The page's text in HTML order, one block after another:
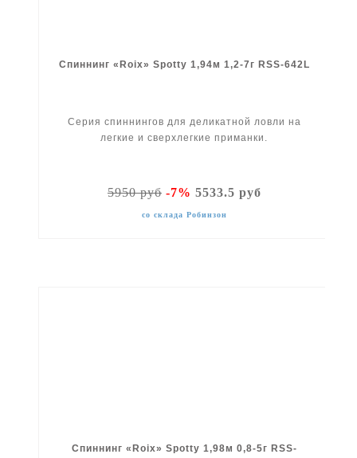
Спиннинг «Roix» Spotty 1,94м 1,2-7г RSS-642L
Серия спиннингов для деликатной ловли на
легкие и сверхлегкие приманки.
5950 руб-7% 5533.5 руб
со склада Робинзон
Спиннинг «Roix» Spotty 1,98м 0,8-5г RSS-